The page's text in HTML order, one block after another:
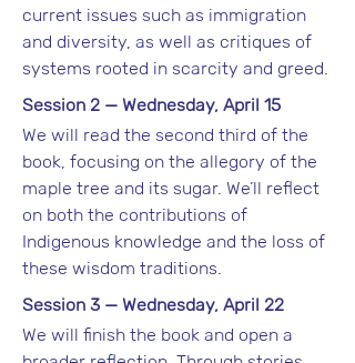
current issues such as immigration
and diversity, as well as critiques of
systems rooted in scarcity and greed.
Session 2 — Wednesday, April 15
We will read the second third of the
book, focusing on the allegory of the
maple tree and its sugar. We’ll reflect
on both the contributions of
Indigenous knowledge and the loss of
these wisdom traditions.
Session 3 — Wednesday, April 22
We will finish the book and open a